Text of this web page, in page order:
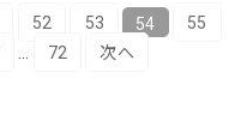
52 53 54
55
72 次へ